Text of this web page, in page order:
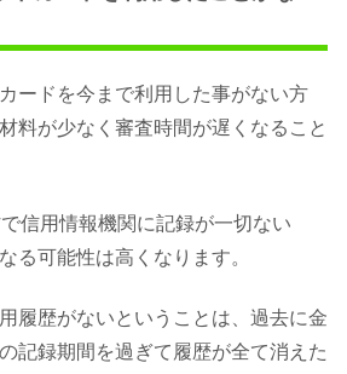
ードを今まで利用した事がない方
料が少なく審査時間が遅くなること
信用情報機関に記録が一切ない
る可能性は高くなります。
履歴がないということは、過去に金
記録期間を過ぎて履歴が全て消えた